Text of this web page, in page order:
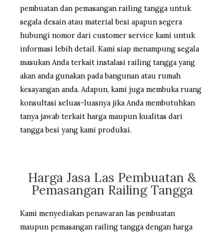
pembuatan dan pemasangan railing tangga untuk
segala desain atau material besi apapun segera
hubungi nomor dari customer service kami untuk
informasi lebih detail. Kami siap menampung segala
masukan Anda terkait instalasi railing tangga yang
akan anda gunakan pada bangunan atau rumah
kesayangan anda. Adapun, kami juga membuka ruang
konsultasi seluas-luasnya jika Anda membutuhkan
tanya jawab terkait harga maupun kualitas dari
tangga besi yang kami produksi.
Harga Jasa Las Pembuatan &
Pemasangan Railing Tangga
Kami menyediakan penawaran las pembuatan
maupun pemasangan railing tangga dengan harga